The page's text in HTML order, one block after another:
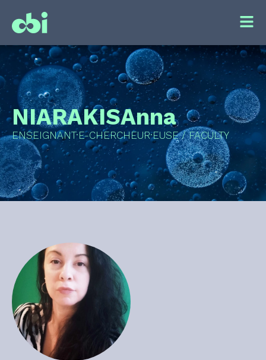
NIARAKISAnna
ENSEIGNANT·E-CHERCHEUR·EUSE / FACULTY